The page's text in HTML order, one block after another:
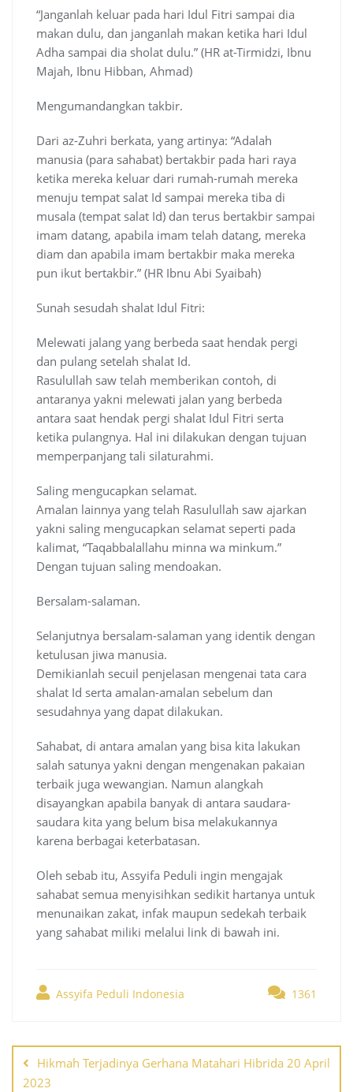
“Janganlah keluar pada hari Idul Fitri sampai dia
makan dulu, dan janganlah makan ketika hari Idul
Adha sampai dia sholat dulu.” (HR at-Tirmidzi, Ibnu
Majah, Ibnu Hibban, Ahmad)
Mengumandangkan takbir.
Dari az-Zuhri berkata, yang artinya: “Adalah
manusia (para sahabat) bertakbir pada hari raya
ketika mereka keluar dari rumah-rumah mereka
menuju tempat salat Id sampai mereka tiba di
musala (tempat salat Id) dan terus bertakbir sampai
imam datang, apabila imam telah datang, mereka
diam dan apabila imam bertakbir maka mereka
pun ikut bertakbir.” (HR Ibnu Abi Syaibah)
Sunah sesudah shalat Idul Fitri:
Melewati jalang yang berbeda saat hendak pergi
dan pulang setelah shalat Id.
Rasulullah saw telah memberikan contoh, di
antaranya yakni melewati jalan yang berbeda
antara saat hendak pergi shalat Idul Fitri serta
ketika pulangnya. Hal ini dilakukan dengan tujuan
memperpanjang tali silaturahmi.
Saling mengucapkan selamat.
Amalan lainnya yang telah Rasulullah saw ajarkan
yakni saling mengucapkan selamat seperti pada
kalimat, “Taqabbalallahu minna wa minkum.”
Dengan tujuan saling mendoakan.
Bersalam-salaman.
Selanjutnya bersalam-salaman yang identik dengan
ketulusan jiwa manusia.
Demikianlah secuil penjelasan mengenai tata cara
shalat Id serta amalan-amalan sebelum dan
sesudahnya yang dapat dilakukan.
Sahabat, di antara amalan yang bisa kita lakukan
salah satunya yakni dengan mengenakan pakaian
terbaik juga wewangian. Namun alangkah
disayangkan apabila banyak di antara saudara-
saudara kita yang belum bisa melakukannya
karena berbagai keterbatasan.
Oleh sebab itu, Assyifa Peduli ingin mengajak
sahabat semua menyisihkan sedikit hartanya untuk
menunaikan zakat, infak maupun sedekah terbaik
yang sahabat miliki melalui link di bawah ini.
Assyifa Peduli Indonesia 1361
navigation
Hikmah Terjadinya Gerhana Matahari Hibrida 20 April
2023